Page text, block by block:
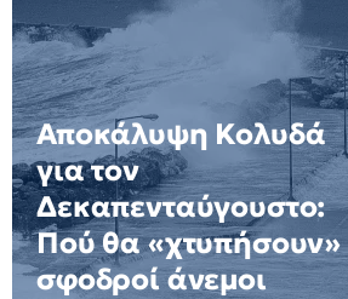
Αποκάλυψη Κολυδά
για τον
Δεκαπενταύγουστο:
Πού θα «χτυπήσουν»
σφοδροί άνεμοι